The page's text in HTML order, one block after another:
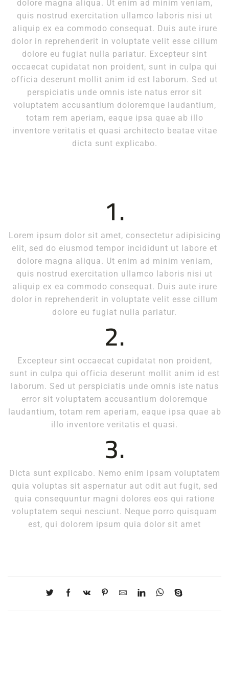
dolore magna aliqua. Ut enim ad minim veniam,
quis nostrud exercitation ullamco laboris nisi ut
aliquip ex ea commodo consequat. Duis aute irure
dolor in reprehenderit in voluptate velit esse cillum
dolore eu fugiat nulla pariatur. Excepteur sint
occaecat cupidatat non proident, sunt in culpa qui
officia deserunt mollit anim id est laborum. Sed ut
perspiciatis unde omnis iste natus error sit
voluptatem accusantium doloremque laudantium,
totam rem aperiam, eaque ipsa quae ab illo
inventore veritatis et quasi architecto beatae vitae
dicta sunt explicabo.
1.
Lorem ipsum dolor sit amet, consectetur adipisicing
elit, sed do eiusmod tempor incididunt ut labore et
dolore magna aliqua. Ut enim ad minim veniam,
quis nostrud exercitation ullamco laboris nisi ut
aliquip ex ea commodo consequat. Duis aute irure
dolor in reprehenderit in voluptate velit esse cillum
dolore eu fugiat nulla pariatur.
2.
Excepteur sint occaecat cupidatat non proident,
sunt in culpa qui officia deserunt mollit anim id est
laborum. Sed ut perspiciatis unde omnis iste natus
error sit voluptatem accusantium doloremque
laudantium, totam rem aperiam, eaque ipsa quae ab
illo inventore veritatis et quasi.
3.
Dicta sunt explicabo. Nemo enim ipsam voluptatem
quia voluptas sit aspernatur aut odit aut fugit, sed
quia consequuntur magni dolores eos qui ratione
voluptatem sequi nesciunt. Neque porro quisquam
est, qui dolorem ipsum quia dolor sit amet